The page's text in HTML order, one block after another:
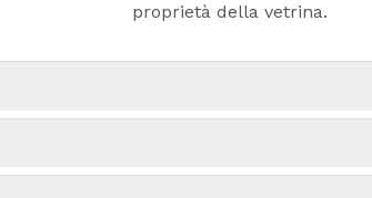
proprietà della vetrina.